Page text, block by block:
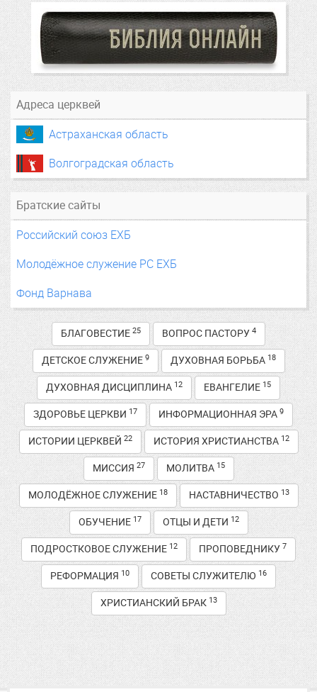
Адреса церквей
Астраханская область
Волгоградская область
Братские сайты
Российский союз ЕХБ
Молодёжное служение РС ЕХБ
Фонд Варнава
БЛАГОВЕСТИЕ 25 ВОПРОС ПАСТОРУ 4
ДЕТСКОЕ СЛУЖЕНИЕ 9 ДУХОВНАЯ БОРЬБА 18
ДУХОВНАЯ ДИСЦИПЛИНА 12 ЕВАНГЕЛИЕ 15
ЗДОРОВЬЕ ЦЕРКВИ 17 ИНФОРМАЦИОННАЯ ЭРА 9
ИСТОРИИ ЦЕРКВЕЙ 22 ИСТОРИЯ ХРИСТИАНСТВА 12
МИССИЯ 27 МОЛИТВА 15
МОЛОДЁЖНОЕ СЛУЖЕНИЕ 18 НАСТАВНИЧЕСТВО 13
ОБУЧЕНИЕ 17 ОТЦЫ И ДЕТИ 12
ПОДРОСТКОВОЕ СЛУЖЕНИЕ 12 ПРОПОВЕДНИКУ 7
РЕФОРМАЦИЯ 10 СОВЕТЫ СЛУЖИТЕЛЮ 16
ХРИСТИАНСКИЙ БРАК 13